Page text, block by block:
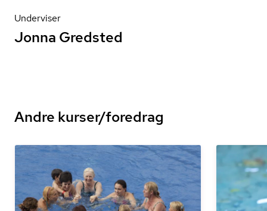
Underviser
Jonna Gredsted
Andre kurser/foredrag